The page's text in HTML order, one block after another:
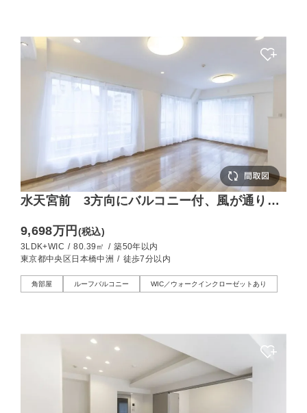
水天宮前 3方向にバルコニー付、風が通り抜
9,698万円 (税込)
3LDK+WIC / 80.39㎡ / 築50年以内
東京都中央区日本橋中洲 / 徒歩7分以内
角部屋 ルーフバルコニー WIC／ウォークインクローゼットあり